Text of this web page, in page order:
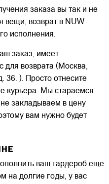
заказа вы так и не
вещи, возврат в NUW
исполнения.
заказ, имеет
для возврата (Москва,
36. ). Просто отнесите
курьера. Мы стараемся
не закладываем в цену
вам нужно будет
ваш гардероб еще
на долгие годы, у вас